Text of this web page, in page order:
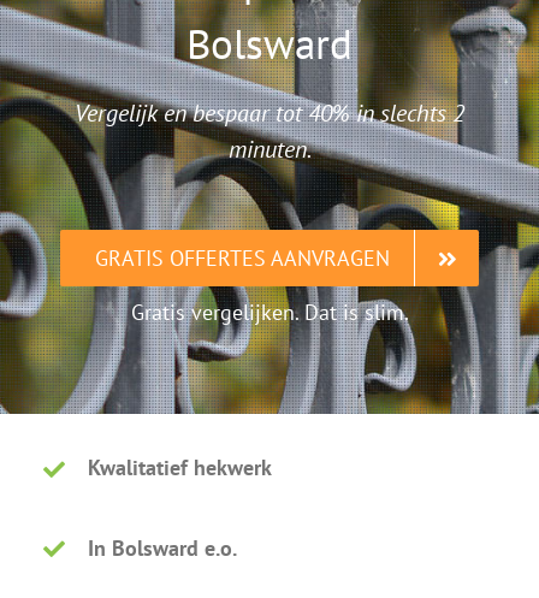
Bolsward
Vergelijk en bespaar tot 40% in slechts 2
minuten.
GRATIS OFFERTES AANVRAGEN
Gratis vergelijken. Dat is slim.
Kwalitatief hekwerk
In Bolsward e.o.